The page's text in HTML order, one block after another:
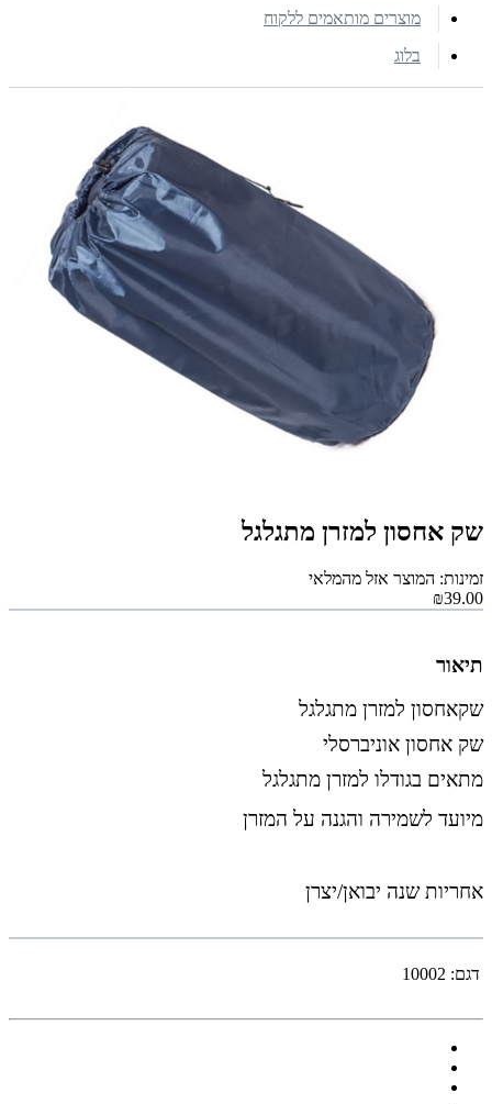
מוצרים מותאמים ללקוח
בלוג
שק אחסון למזרן מתגלגל
זמינות: המוצר אזל מהמלאי
₪39.00
תיאור
שקאחסון למזרן מתגלגל
שק אחסון אוניברסלי
מתאים בגודלו למזרן מתגלגל
מיועד לשמירה והגנה על המזרן
אחריות שנה יבואן/יצרן
דגם: 10002